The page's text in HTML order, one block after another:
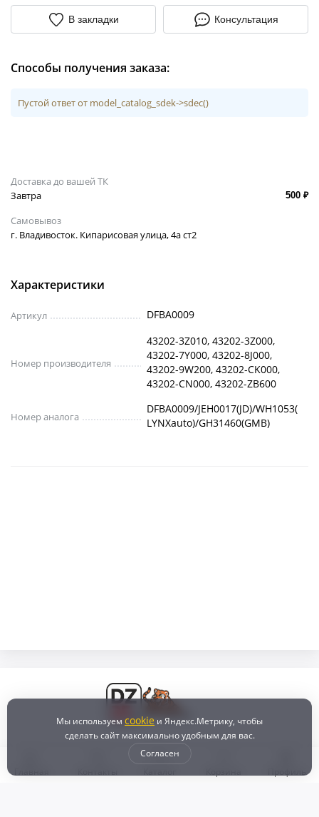
В закладки Консультация
Способы получения заказа:
Пустой ответ от model_catalog_sdek->sdec()
Доставка до вашей ТК
Завтра
500 ₽
Самовывоз
г. Владивосток. Кипарисовая улица, 4а ст2
Характеристики
Артикул DFBA0009
Номер производителя
43202-3Z010, 43202-3Z000,
43202-7Y000, 43202-8J000,
43202-9W200, 43202-CK000,
43202-CN000, 43202-ZB600
Номер аналога
DFBA0009/JEH0017(JD)/WH1053(
LYNXauto)/GH31460(GMB)
Мы используем cookie и Яндекс.Метрику, чтобы
сделать сайт максимально удобным для вас.
Согласен
Бонусная программа Доставка и самовывоз
Оплата